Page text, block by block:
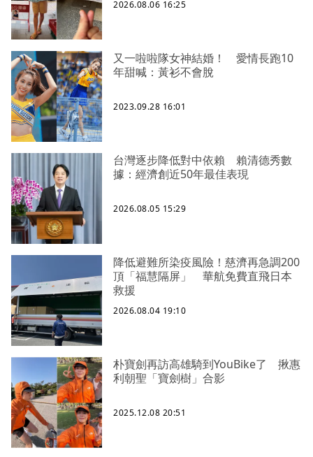
2026.08.06 16:25
又一啦啦隊女神結婚！ 愛情長跑10
年甜喊：黃衫不會脫
2023.09.28 16:01
台灣逐步降低對中依賴 賴清德秀數
據：經濟創近50年最佳表現
2026.08.05 15:29
降低避難所染疫風險！慈濟再急調200
頂「福慧隔屏」 華航免費直飛日本
救援
2026.08.04 19:10
朴寶劍再訪高雄騎到YouBike了 揪惠
利朝聖「寶劍樹」合影
2025.12.08 20:51